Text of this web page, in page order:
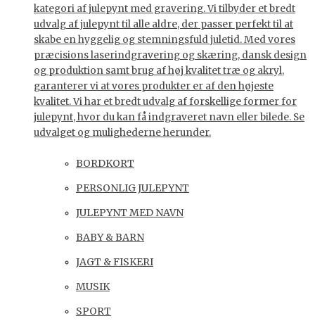
kategori af julepynt med gravering. Vi tilbyder et bredt
udvalg af julepynt til alle aldre, der passer perfekt til at
skabe en hyggelig og stemningsfuld juletid. Med vores
præcisions laserindgravering og skæring, dansk design
og produktion samt brug af høj kvalitet træ og akryl,
garanterer vi at vores produkter er af den højeste
kvalitet. Vi har et bredt udvalg af forskellige former for
julepynt, hvor du kan få indgraveret navn eller bilede. Se
udvalget og mulighederne herunder.
BORDKORT
PERSONLIG JULEPYNT
JULEPYNT MED NAVN
BABY & BARN
JAGT & FISKERI
MUSIK
SPORT